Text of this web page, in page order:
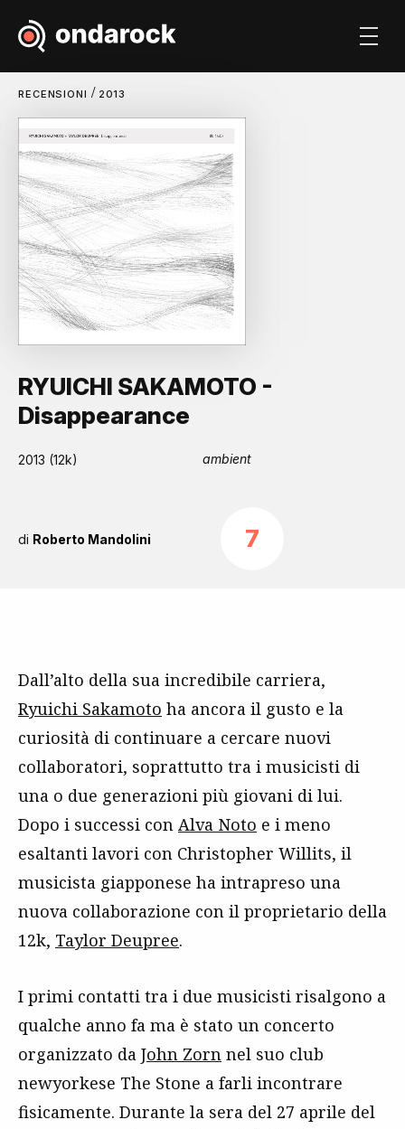
RECENSIONI / 2013
RYUICHI SAKAMOTO -
Disappearance
2013 (12k) ambient
di Roberto Mandolini 7
Dall’alto della sua incredibile carriera,
Ryuichi Sakamoto ha ancora il gusto e la
curiosità di continuare a cercare nuovi
collaboratori, soprattutto tra i musicisti di
una o due generazioni più giovani di lui.
Dopo i successi con Alva Noto e i meno
esaltanti lavori con Christopher Willits, il
musicista giapponese ha intrapreso una
nuova collaborazione con il proprietario della
12k, Taylor Deupree.
I primi contatti tra i due musicisti risalgono a
qualche anno fa ma è stato un concerto
organizzato da John Zorn nel suo club
newyorkese The Stone a farli incontrare
fisicamente. Durante la sera del 27 aprile del